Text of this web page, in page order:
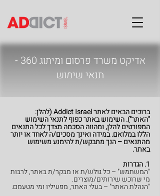
אדיקט משרד פרסום ומיתוג 360 -
תנאי שימוש
ברוכים הבאים לאתר Addict Israel (להלן:
"האתר"). השימוש באתר כפוף לתנאי השימוש
המפורטים להלן, ומהווה הסכמה מצדך לכל התנאים
הללו במלואם. במידה ואינך מסכים/ה לאחד או יותר
מהתנאים – הנך מתבקש/ת להימנע משימוש
באתר.
1. הגדרות
"המשתמש" – כל גולש/ת או מבקר/ת באתר, לרבות
מי שרוכש שירותים/מוצרים.
"הנהלת האתר" – בעלי האתר, מפעיליו ומי מטעמם.